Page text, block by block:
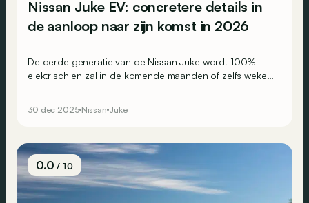
Nissan Juke EV: concretere details in
de aanloop naar zijn komst in 2026
De derde generatie van de Nissan Juke wordt 100%
elektrisch en zal in de komende maanden of zelfs weken
30 dec 2025 Nissan Juke
0.0/ 10